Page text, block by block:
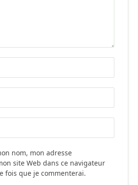
nom, mon adresse
site Web dans ce navigateur
fois que je commenterai.